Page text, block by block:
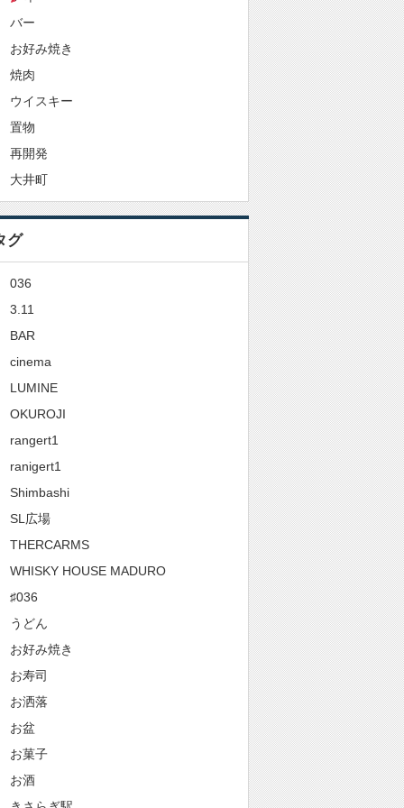
バー
お好み焼き
焼肉
ウイスキー
置物
再開発
大井町
グ
036
3.11
BAR
cinema
LUMINE
OKUROJI
rangert1
ranigert1
Shimbashi
SL広場
THERCARMS
WHISKY HOUSE MADURO
♯036
うどん
お好み焼き
お寿司
お洒落
お盆
お菓子
お酒